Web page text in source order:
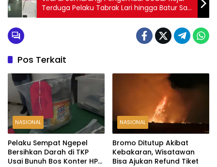
Terduga Pelaku Tabrak Lari hingga Batur Sari,
Minta Tanggung Jawab
Pos Terkait
NASIONAL
Pelaku Sempat Ngepel
Bersihkan Darah di TKP
Usai Bunuh Bos Konter HP
NASIONAL
Bromo Ditutup Akibat
Kebakaran, Wisatawan
Bisa Ajukan Refund Tiket